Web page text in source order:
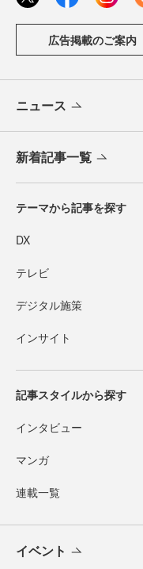
広告掲載のご案内
ニュース
新着記事一覧
テーマから記事を探す
DX
テレビ
デジタル施策
インサイト
記事スタイルから探す
インタビュー
マンガ
連載一覧
イベント